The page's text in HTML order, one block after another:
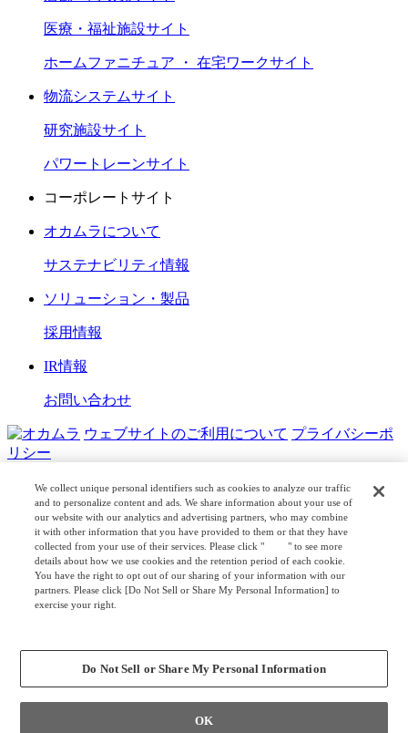
医療・福祉施設サイト
ホームファニチュア ・ 在宅ワークサイト
物流システムサイト
研究施設サイト
パワートレーンサイト
コーポレートサイト
オカムラについて
サステナビリティ情報
ソリューション・製品
採用情報
IR情報
お問い合わせ
ウェブサイトのご利用について プライバシーポ
リシー
COPYRIGHT © OKAMURA CORPORATION. ALL RIGHTS
RESERVED.
日本公式 企業広報
We collect unique personal identifiers such as cookies to analyze our traffic
and to personalize content and ads. We share information about your use of
our website with our analytics and advertising partners, who may combine
it with other information that you have provided to them or that they have
collected from your use of their services. Please click "
here" to see more
details about how we use cookies and the retention period of each cookie.
You have the right to opt out of our sharing of your information with our
partners. Please click [Do Not Sell or Share My Personal Information] to
exercise your right.
Do Not Sell or Share My Personal Information
OK